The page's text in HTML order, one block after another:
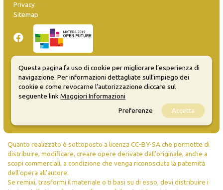
Privacy
Sitemap
Inserisci evento
Guida
FAQ
Quanto realizzato è sottoposto a licenza CC-BY-SA che permette di
distribuire, modificare, creare opere derivate dall'originale, anche a
scopi commerciali, a condizione che venga riconosciuta la paternità
dell'opera all'autore.
Se remixi, trasformi il materiale o ti basi su di esso, devi distribuire i
Questa pagina fa uso di cookie per migliorare l’esperienza di
navigazione. Per informazioni dettagliate sull’impiego dei
cookie e come revocarne l’autorizzazione cliccare sul
seguente linkMaggiori Informazioni
Preferenze
Accetta